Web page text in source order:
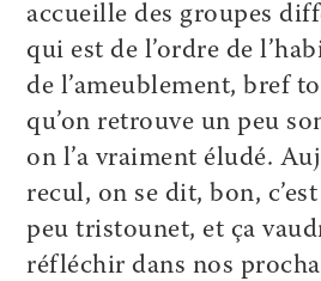
accueille des groupes
qui est de l’ordre de
de l’ameublement, bref
qu’on retrouve un peu
on l’a vraiment éludé.
recul, on se dit, bon,
peu tristounet, et ça
réfléchir dans nos